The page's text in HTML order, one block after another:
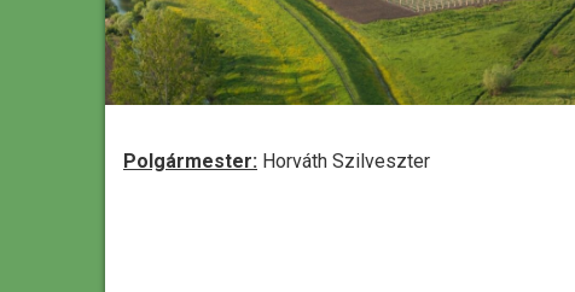
Polgármester: Horváth Szilveszter